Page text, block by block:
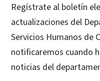
Regístrate al boletín
actualizaciones del
Servicios Humanos de
notificaremos cuando
noticias del